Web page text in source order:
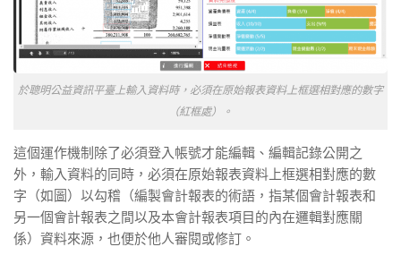
於聰明公益資訊平臺上輸入資料時，必須在原始報表資料上框選相對應的數字
（紅框處）。
這個運作機制除了必須登入帳號才能編輯、編輯記錄公開之
外，輸入資料的同時，必須在原始報表資料上框選相對應的數
字（如圖）以勾稽（編製會計報表的術語，指某個會計報表和
另一個會計報表之間以及本會計報表項目的內在邏輯對應關
係） 資料來源，也便於他人審閱或修訂。